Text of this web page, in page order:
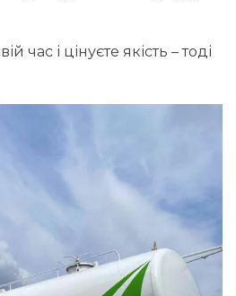
час і цінуєте якість – тоді